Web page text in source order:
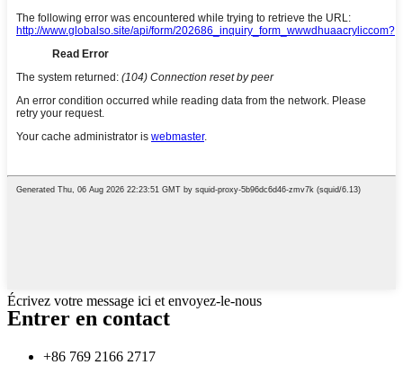
Écrivez votre message ici et envoyez-le-nous
Entrer en contact
+86 769 2166 2717